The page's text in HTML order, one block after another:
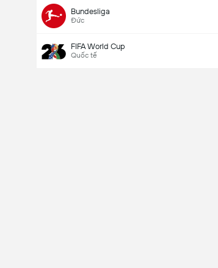
Bundesliga
Đức
FIFA World Cup
Quốc tế